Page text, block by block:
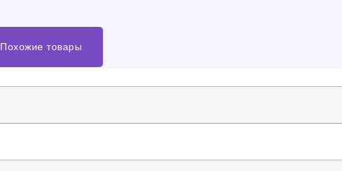
Похожие товары